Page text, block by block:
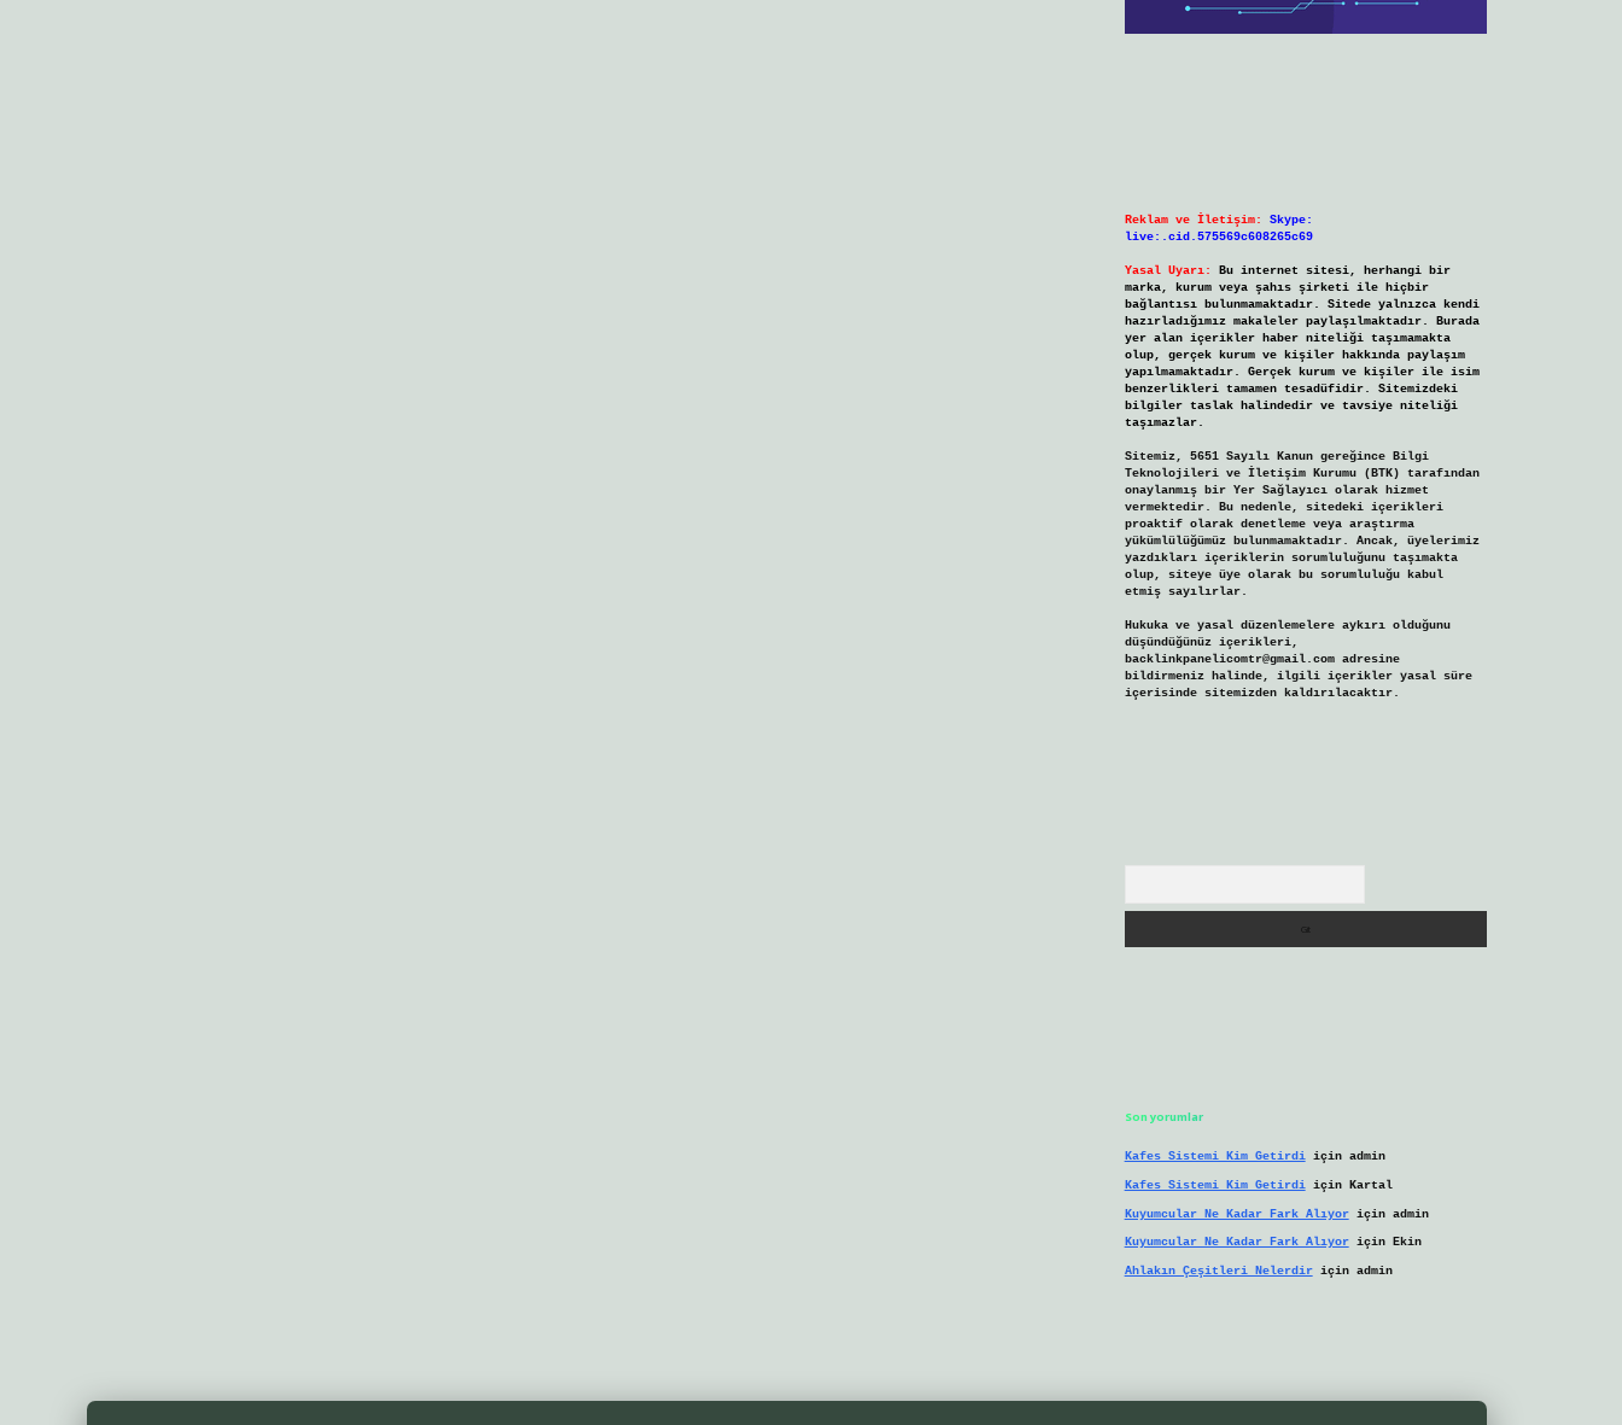
Reklam ve İletişim:
Skype:
live:.cid.575569c608265c69
Yasal Uyarı:
Bu internet sitesi, herhangi bir
marka, kurum veya şahıs şirketi ile hiçbir
bağlantısı bulunmamaktadır. Sitede yalnızca kendi
hazırladığımız makaleler paylaşılmaktadır. Burada
yer alan içerikler haber niteliği taşımamakta
olup, gerçek kurum ve kişiler hakkında paylaşım
yapılmamaktadır. Gerçek kurum ve kişiler ile isim
benzerlikleri tamamen tesadüfidir. Sitemizdeki
bilgiler taslak halindedir ve tavsiye niteliği
taşımazlar.
Sitemiz, 5651 Sayılı Kanun gereğince Bilgi
Teknolojileri ve İletişim Kurumu (BTK) tarafından
onaylanmış bir Yer Sağlayıcı olarak hizmet
vermektedir. Bu nedenle, sitedeki içerikleri
proaktif olarak denetleme veya araştırma
yükümlülüğümüz bulunmamaktadır. Ancak, üyelerimiz
yazdıkları içeriklerin sorumluluğunu taşımakta
olup, siteye üye olarak bu sorumluluğu kabul
etmiş sayılırlar.
Hukuka ve yasal düzenlemelere aykırı olduğunu
düşündüğünüz içerikleri,
backlinkpanelicomtr@gmail.comadresine
bildirmeniz halinde, ilgili içerikler yasal süre
içerisinde sitemizden kaldırılacaktır.
Son yorumlar
Kafes Sistemi Kim Getirdiiçin admin
Kafes Sistemi Kim Getirdiiçin Kartal
Kuyumcular Ne Kadar Fark Alıyoriçin admin
Kuyumcular Ne Kadar Fark Alıyoriçin Ekin
Ahlakın Çeşitleri Nelerdiriçin admin